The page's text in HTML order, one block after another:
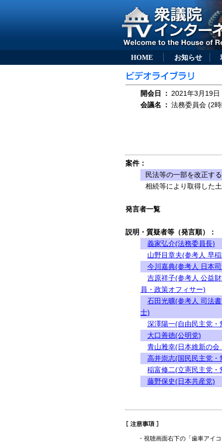
HOME お知らせ
開会日 ： 2021年3月19日
会議名
： 法務委員会 (2
案件：
民法等の一部を改正す
相続等により取得した
発言者一覧
説明・質疑者等（発言順）：
義家弘介(法務委員長)
山野目章夫(参考人 早
今川嘉典(参考人 日本
吉原祥子(参考人 公益
員・政策オフィサー)
石田光曠(参考人 司法
士)
深澤陽一(自由民主党・
大口善徳(公明党)
青山雅幸(日本維新の会
高井崇志(国民民主党・
稲富修二(立憲民主党・
藤野保史(日本共産党)
・視聴画面右下の「歯車アイ